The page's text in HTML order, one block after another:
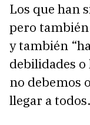
Los que han
pero también
y también
debilidades o
no debemos
llegar a todos.